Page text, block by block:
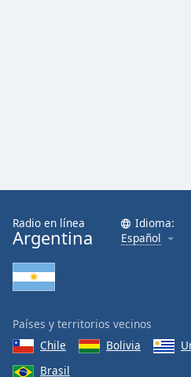
Radio en línea
Argentina
Idioma:
Español
Países y territorios vecinos
Chile
Bolivia
Brasil